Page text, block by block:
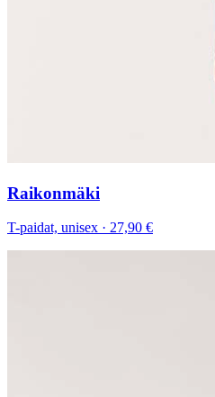
Raikonmäki
T-paidat, unisex · 27,90 €